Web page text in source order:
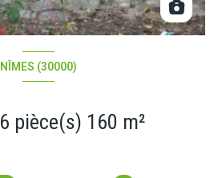
NÎMES (30000)
Maison 6 pièce(s) 160 m²